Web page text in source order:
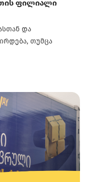
ფილიალი
და
თუმცა